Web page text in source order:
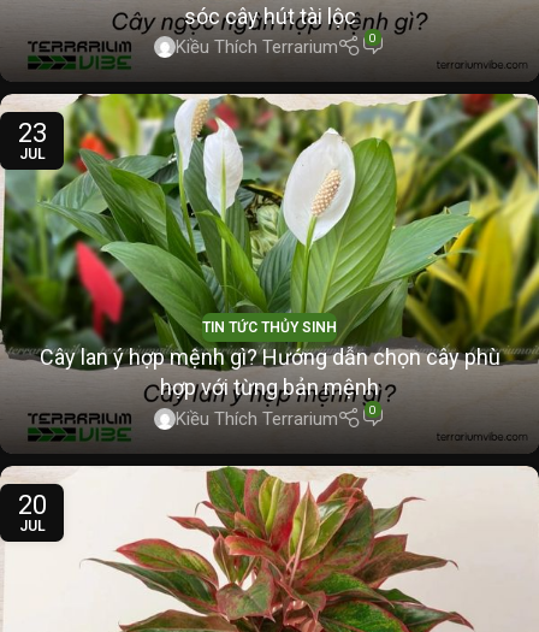
sóc cây hút tài lộc
Kiều Thích Terrarium 0
23
JUL
TIN TỨC THỦY SINH
Cây lan ý hợp mệnh gì? Hướng dẫn chọn cây phù
hợp với từng bản mệnh
Kiều Thích Terrarium 0
20
JUL